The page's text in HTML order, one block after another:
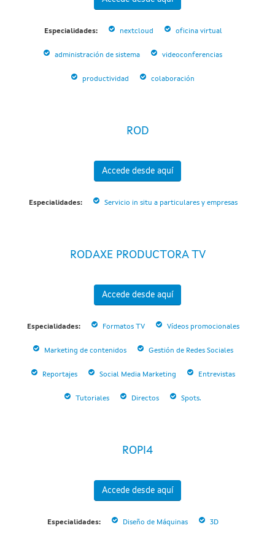
Especialidades: nextcloud oficina virtual
administración de sistema videoconferencias
productividad colaboración
ROD
Accede desde aquí
Especialidades: Servicio in situ a particulares y empresas
RODAXE PRODUCTORA TV
Accede desde aquí
Especialidades: Formatos TV Vídeos promocionales
Marketing de contenidos Gestión de Redes Sociales
Reportajes Social Media Marketing Entrevistas
Tutoriales Directos Spots.
ROPI4
Accede desde aquí
Especialidades: Diseño de Máquinas 3D